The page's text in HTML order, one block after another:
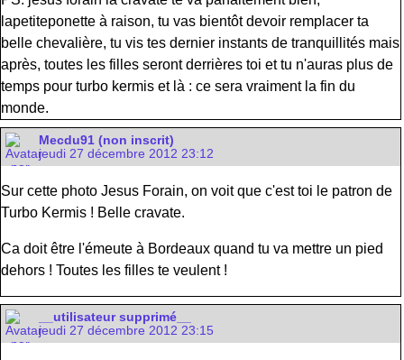
lapetiteponette à raison, tu vas bientôt devoir remplacer ta
belle chevalière, tu vis tes dernier instants de tranquillités mais
après, toutes les filles seront derrières toi et tu n'auras plus de
temps pour turbo kermis et là : ce sera vraiment la fin du
monde.
Mecdu91 (non inscrit)
jeudi 27 décembre 2012 23:12
Sur cette photo Jesus Forain, on voit que c'est toi le patron de
Turbo Kermis ! Belle cravate.
Ca doit être l'émeute à Bordeaux quand tu va mettre un pied
dehors ! Toutes les filles te veulent !
__utilisateur supprimé__
jeudi 27 décembre 2012 23:15